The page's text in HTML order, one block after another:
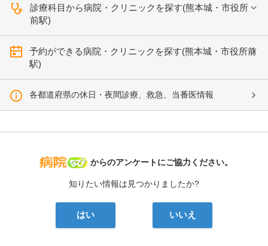
診療科目から病院・クリニックを探す(熊本城・市役所
前駅)
予約ができる病院・クリニックを探す(熊本城・市役所前
駅)
各都道府県の休日・夜間診療、救急、当番医情報
病院なび
からのアンケートにご協力ください。
知りたい情報は見つかりましたか?
はい いいえ